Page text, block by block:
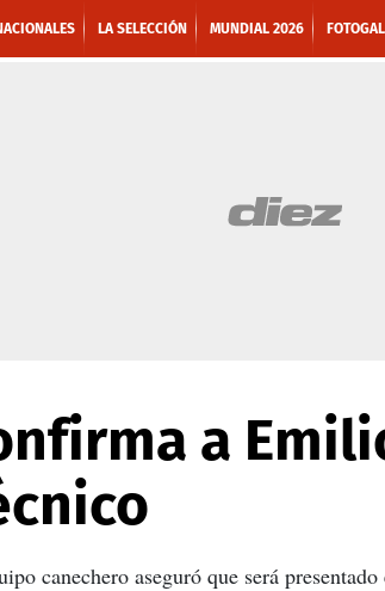
LA SELECCIÓN MUNDIAL 2026
a
canechero aseguró que será presentado